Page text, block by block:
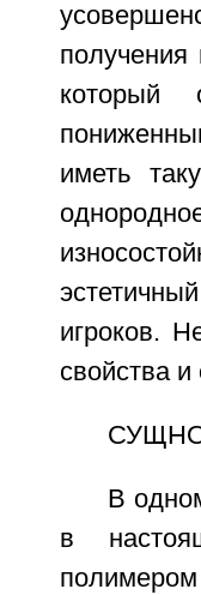
получения
который
иметь
игроков.
свойства
В
в